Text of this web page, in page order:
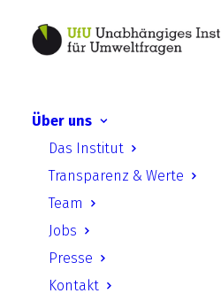
Über uns
Das Institut
Transparenz & Werte
Team
Jobs
Presse
Kontakt
der Aarhus-
Genf vom
2025 (Natur